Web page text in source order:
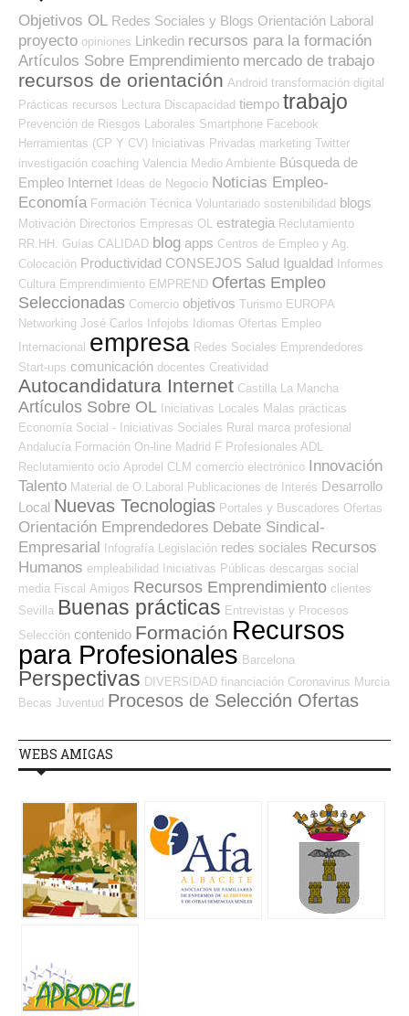
Objetivos OL Redes Sociales y Blogs Orientación Laboral
proyecto opiniones Linkedin recursos para la formación
Artículos Sobre Emprendimiento mercado de trabajo
recursos de orientación Android transformación digital
Prácticas recursos Lectura Discapacidad tiempo trabajo
Prevención de Riesgos Laborales Smartphone Facebook
Herramientas (CP Y CV) Iniciativas Privadas marketing Twitter
investigación coaching Valencia Medio Ambiente Búsqueda de
Empleo Internet Ideas de Negocio Noticias Empleo-
Economía Formación Técnica Voluntariado sostenibilidad blogs
Motivación Directorios Empresas OL estrategia Reclutamiento
RR.HH. Guías CALIDAD blog apps Centros de Empleo y Ag.
Colocación Productividad CONSEJOS Salud Igualdad Informes
Cultura Emprendimiento EMPREND Ofertas Empleo
Seleccionadas Comercio objetivos Turismo EUROPA
Networking José Carlos Infojobs Idiomas Ofertas Empleo
Internacional empresa Redes Sociales Emprendedores
Start-ups comunicación docentes Creatividad
Autocandidatura Internet Castilla La Mancha
Artículos Sobre OL Iniciativas Locales Malas prácticas
Economía Social - Iniciativas Sociales Rural marca profesional
Andalucía Formación On-line Madrid F Profesionales ADL
Reclutamiento ocio Aprodel CLM comercio electrónico Innovación
Talento Material de O.Laboral Publicaciones de Interés Desarrollo
Local Nuevas Tecnologias Portales y Buscadores Ofertas
Orientación Emprendedores Debate Sindical-
Empresarial
Infografía Legislación redes sociales Recursos
Humanos empleabilidad Iniciativas Públicas descargas social
media Fiscal Amigos Recursos Emprendimiento clientes
Sevilla Buenas prácticas Entrevistas y Procesos
Selección contenido Formación Recursos
para Profesionales Barcelona
Perspectivas DIVERSIDAD financiación Coronavirus Murcia
Becas Juventud Procesos de Selección Ofertas
WEBS AMIGAS